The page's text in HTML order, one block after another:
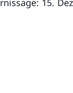
15.